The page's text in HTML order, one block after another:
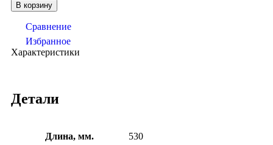
В корзину
Сравнение
Избранное
Характеристики
Детали
Длина, мм. 530